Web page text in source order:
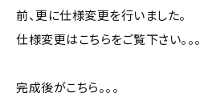
前、更に仕様変更を行いました。
仕様変更はこちらをご覧下さい。。。
完成後がこちら。。。